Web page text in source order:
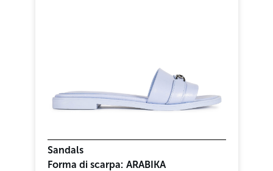
Sandals
Forma di scarpa: ARABIKA